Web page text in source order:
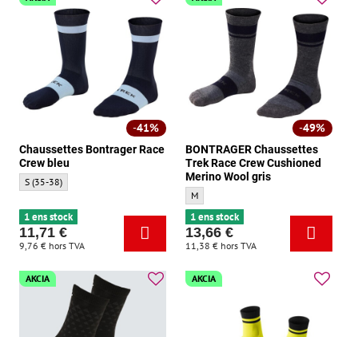
41%
Chaussettes Bontrager Race
Crew bleu
Chaussettes Bontrager Race Crew bleu - Taille:
S (35-38)
1 ens stock
11,71 €
9,76 € hors TVA
49%
BONTRAGER Chaussettes
Trek Race Crew Cushioned
Merino Wool gris
BONTRAGER Chaussettes Trek Race
M
1 ens stock
13,66 €
11,38 € hors TVA
AKCIA AKCIA